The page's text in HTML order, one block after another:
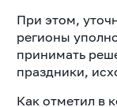
При этом,
регионы
принимать
праздники,
Как отметил в